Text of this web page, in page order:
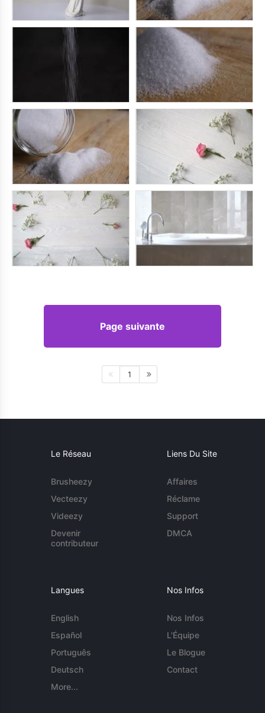
Page suivante
1
Le Réseau
Brusheezy
Vecteezy
Videezy
Devenir
contributeur
Liens Du Site
Affaires
Réclame
Support
DMCA
Langues
English
Español
Português
Deutsch
More...
Nos Infos
Nos Infos
L'Équipe
Le Blogue
Contact